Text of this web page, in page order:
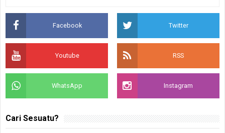
Facebook Twitter
Youtube RSS
WhatsApp Instagram
Cari Sesuatu?